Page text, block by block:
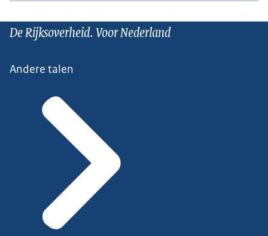
De Rijksoverheid. Voor Nederland
Andere talen